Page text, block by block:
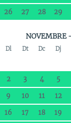
26
27 28 29
NOVEMBRE
Dl Dt Dc Dj
2
3 4 5
9
10 11 12
16
17 18 19